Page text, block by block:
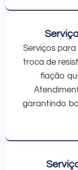
Serviços
troca de
fiação
garantindo